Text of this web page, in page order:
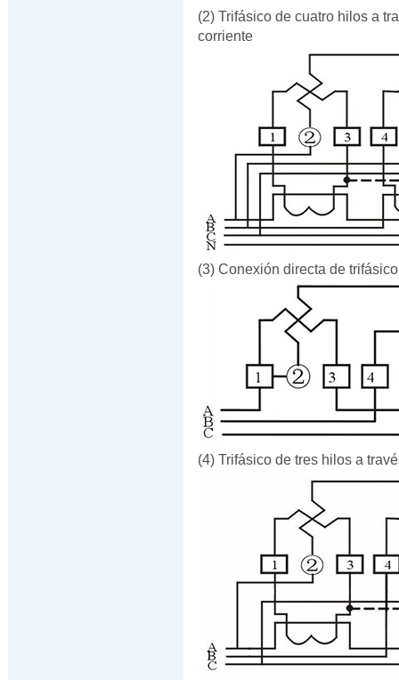
(2) Trifásico de cuatro hilos a
corriente
(3) Conexión directa de
(4) Trifásico de tres hilos a